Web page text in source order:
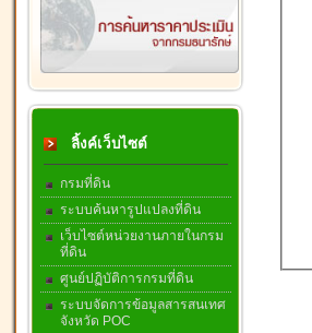
ลิ้งค์เว็บไซต์
กรมที่ดิน
ระบบค้นหารูปแปลงที่ดิน
เว็บไซต์หน่วยงานภายในกรม
ที่ดิน
ศูนย์ปฏิบัติการกรมที่ดิน
ระบบจัดการข้อมูลสารสนเทศ
จังหวัด POC